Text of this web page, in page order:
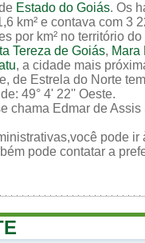
Estado do Goiás. Os
km² e contava com 3
por km² no território
Tereza de Goiás, Mara
, a cidade mais
de Estrela do Norte
49° 4' 22'' Oeste.
chama Edmar de Assis
pode
pode contatar a